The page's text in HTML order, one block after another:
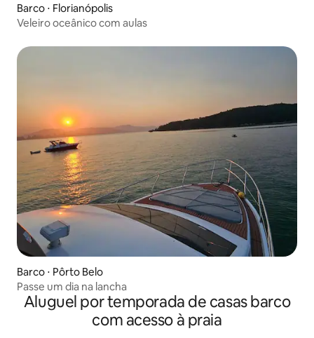
Barco ⋅ Florianópolis
Veleiro oceânico com aulas
Barco ⋅ Pôrto Belo
Passe um dia na lancha
Aluguel por temporada de casas barco
com acesso à praia